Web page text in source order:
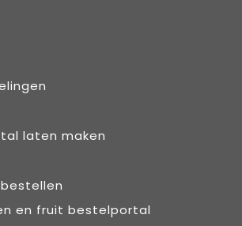
laten maken
en fruit bestelportal